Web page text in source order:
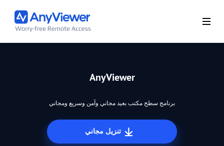
AnyViewer
برنامج سطح مكتب بعيد مجاني وآمن وسريع ومجاني